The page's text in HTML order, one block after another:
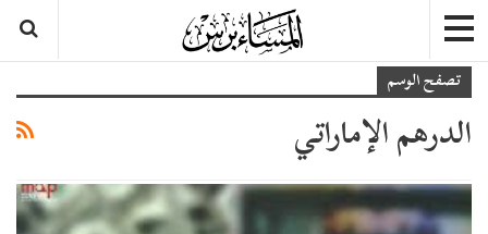
تصفح الوسم
الدرهم الإماراتي